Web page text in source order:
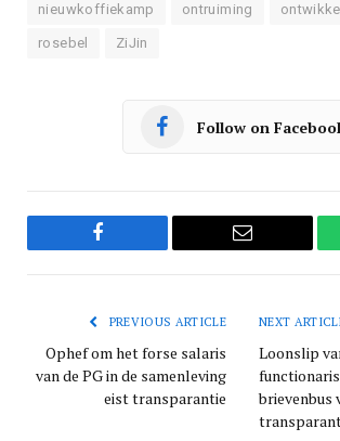
nieuwkoffiekamp ontruiming
rosebel ZiJin
Follow on
Facebook Email
PREVIOUS ARTICLE
Ophef om het forse salaris
van de PG in de samenleving
eist transparantie
NEXT
Loonslip
brievenbus